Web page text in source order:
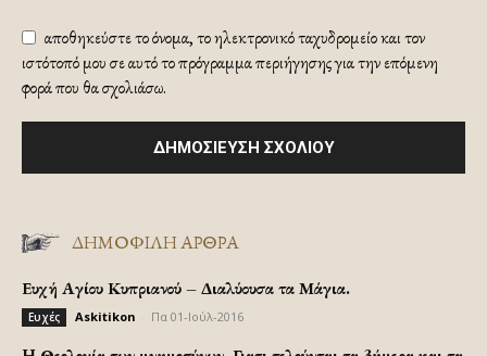
αποθηκεύστε το όνομα, το ηλεκτρονικό ταχυδρομείο και τον
ιστότοπό μου σε αυτό το πρόγραμμα περιήγησης για την επόμενη
φορά που θα σχολιάσω.
ΔΗΜΟΦΙΛΗ ΑΡΘΡΑ
Ευχή Αγίου Κυπριανού – Διαλύουσα τα Μάγια.
Ευχές Askitikon Πα 01-Ιούλ-2016